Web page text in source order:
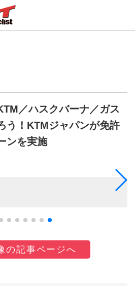
／ハスクバーナ／ガス
う！KTMジャパンが免許
ンを実施
の記事ページへ